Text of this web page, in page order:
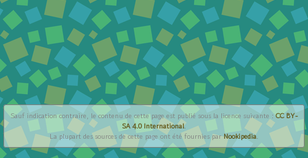
Sauf indication contraire, le contenu de cette page est publié sous la licence suivante : CC BY-
SA 4.0 International.
La plupart des sources de cette page ont été fournies parNookipedia.